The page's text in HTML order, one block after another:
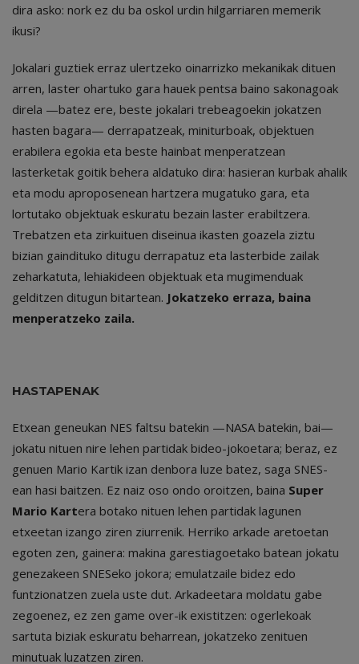
dira asko: nork ez du ba oskol urdin hilgarriaren memerik
ikusi?
Jokalari guztiek erraz ulertzeko oinarrizko mekanikak dituen
arren, laster ohartuko gara hauek pentsa baino sakonagoak
direla —batez ere, beste jokalari trebeagoekin jokatzen
hasten bagara— derrapatzeak, miniturboak, objektuen
erabilera egokia eta beste hainbat menperatzean
lasterketak goitik behera aldatuko dira: hasieran kurbak ahalik
eta modu aproposenean hartzera mugatuko gara, eta
lortutako objektuak eskuratu bezain laster erabiltzera.
Trebatzen eta zirkuituen diseinua ikasten goazela ziztu
bizian gaindituko ditugu derrapatuz eta lasterbide zailak
zeharkatuta, lehiakideen objektuak eta mugimenduak
gelditzen ditugun bitartean. Jokatzeko erraza, baina
menperatzeko zaila.
HASTAPENAK
Etxean geneukan NES faltsu batekin —NASA batekin, bai—
jokatu nituen nire lehen partidak bideo-jokoetara; beraz, ez
genuen Mario Kartik izan denbora luze batez, saga SNES-
ean hasi baitzen. Ez naiz oso ondo oroitzen, baina Super
Mario Kartera botako nituen lehen partidak lagunen
etxeetan izango ziren ziurrenik. Herriko arkade aretoetan
egoten zen, gainera: makina garestiagoetako batean jokatu
genezakeen SNESeko jokora; emulatzaile bidez edo
funtzionatzen zuela uste dut. Arkadeetara moldatu gabe
zegoenez, ez zen game over-ik existitzen: ogerlekoak
sartuta biziak eskuratu beharrean, jokatzeko zenituen
minutuak luzatzen ziren.